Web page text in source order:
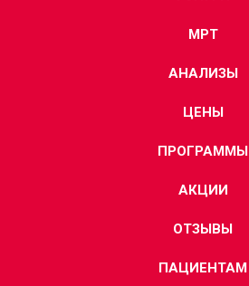
МРТ
АНАЛИЗЫ
ЦЕНЫ
ПРОГРАММЫ
АКЦИИ
ОТЗЫВЫ
ПАЦИЕНТАМ